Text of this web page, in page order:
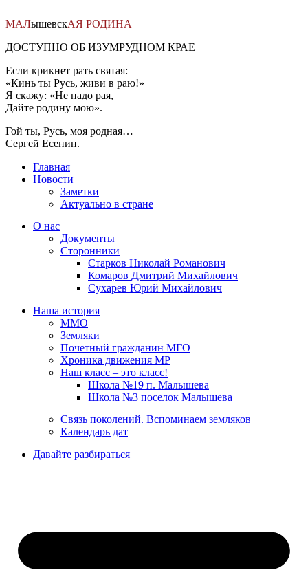
к
МАЛышевскАЯ РОДИНА
ДОСТУПНО ОБ ИЗУМРУДНОМ КРАЕ
Если крикнет рать святая:
«Кинь ты Русь, живи в раю!»
Я скажу: «Не надо рая,
Дайте родину мою».
Гой ты, Русь, моя родная…
Сергей Есенин.
Главная
Новости
Заметки
Актуально в стране
О нас
Документы
Сторонники
Старков Николай Романович
Комаров Дмитрий Михайлович
Сухарев Юрий Михайлович
Наша история
ММО
Земляки
Почетный гражданин МГО
Хроника движения МР
Наш класс – это класс!
Школа №19 п. Малышева
Школа №3 поселок Малышева
Связь поколений. Вспоминаем земляков
Календарь дат
Давайте разбираться